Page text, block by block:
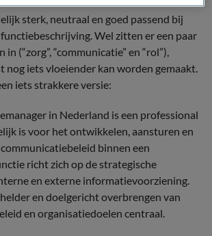
sterk, neutraal en goed passend bij
Wel zitten er een paar
(“zorg”, “communicatie” en “rol”),
nog iets vloeiender kan worden gemaakt.
iets strakkere versie:
in Nederland is een professional
is voor het ontwikkelen, aansturen en
binnen een
richt zich op de strategische
en externe informatievoorziening.
en doelgericht overbrengen van
en organisatiedoelen centraal.